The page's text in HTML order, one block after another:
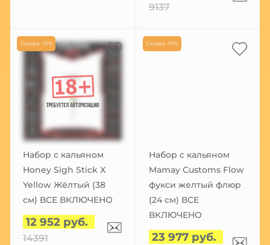
9137
Скидка -10%
Набор с кальяном
Honey Sigh Stick X
Yellow Жёлтый (38
см) ВСЕ ВКЛЮЧЕНО
12 952 руб.
14391
Скидка -10%
Набор с кальяном
Mamay Customs Flow
фукси желтый флюр
(24 см) ВСЕ
ВКЛЮЧЕНО
23 977 руб.